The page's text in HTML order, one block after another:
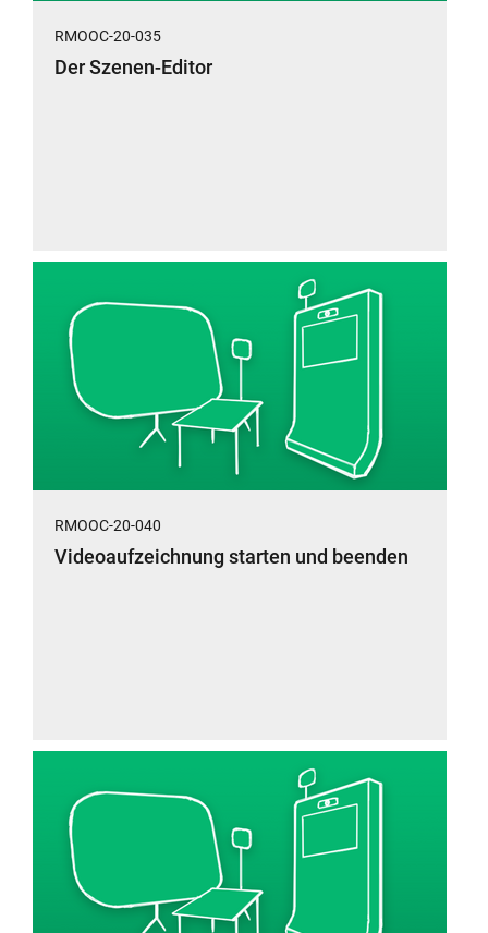
RMOOC-20-035
Der Szenen-Editor
RMOOC-20-040
Videoaufzeichnung starten und beenden